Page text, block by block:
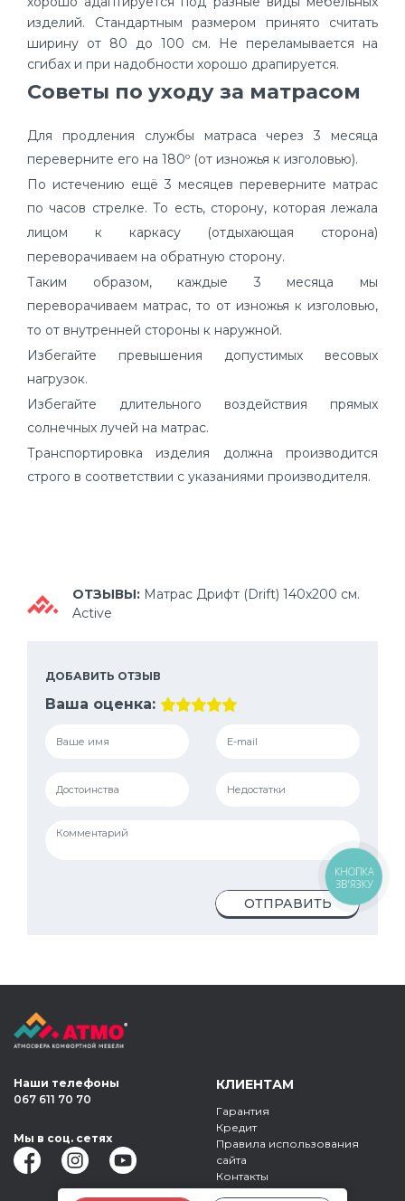
изделий. Стандартным размером принято считать
ширину от 80 до 100 см. Не переламывается на
сгибах и при надобности хорошо драпируется.
Советы по уходу за матрасом
Для продления службы матраса через 3 месяца
переверните его на 180º (от изножья к изголовью).
По истечению ещё 3 месяцев переверните матрас
по часов стрелке. То есть, сторону, которая лежала
лицом к каркасу (отдыхающая сторона)
переворачиваем на обратную сторону.
Таким образом, каждые 3 месяца мы
переворачиваем матрас, то от изножья к изголовью,
то от внутренней стороны к наружной.
Избегайте превышения допустимых весовых
нагрузок.
Избегайте длительного воздействия прямых
солнечных лучей на матрас.
Транспортировка изделия должна производится
строго в соответствии с указаниями производителя.
ОТЗЫВЫ: Матрас Дрифт (Drift) 140х200 см.
Active
ДОБАВИТЬ ОТЗЫВ
Ваша оценка:
ОТПРАВИТЬ
Наши телефоны
067 611 70 70
Мы в соц. сетях
КЛИЕНТАМ
Гарантия
Кредит
Правила использования
сайта
Контакты
КНОПКА
ЗВ'ЯЗКУ